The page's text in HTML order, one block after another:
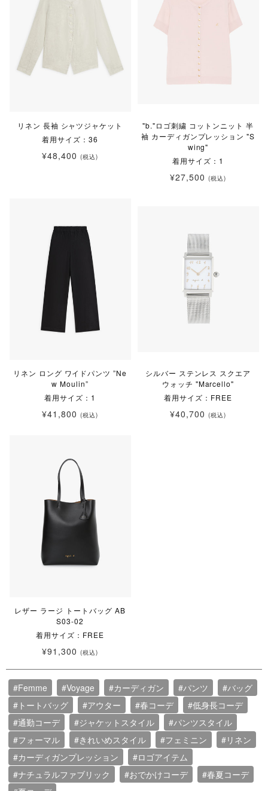
リネン 長袖 シャツジャケット
着用サイズ：36
¥48,400 (税込)
"b."ロゴ刺繍 コットンニット 半
袖 カーディガンプレッション "S
wing"
着用サイズ：1
¥27,500 (税込)
リネン ロング ワイドパンツ ”Ne
w Moulin”
着用サイズ：1
¥41,800 (税込)
シルバー ステンレス スクエア
ウォッチ "Marcello"
着用サイズ：FREE
¥40,700 (税込)
レザー ラージ トートバッグ AB
S03-02
着用サイズ：FREE
¥91,300 (税込)
#Femme #Voyage #カーディガン #パンツ
#バッグ
#トートバッグ
#アウター #春コーデ
#低身長コーデ
#通勤コーデ
#ジャケットスタイル
#パンツスタイル
#フォーマル
#きれいめスタイル #フェミニン
#リネン
#カーディガンプレッション
#ロゴアイテム
#ナチュラルファブリック
#おでかけコーデ
#春夏コーデ